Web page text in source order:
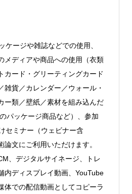
ケージや雑誌などでの使用、
メディアや商品への使用（衣類
カード・グリーティングカード
雑貨／カレンダー／ウォール・
ー類／壁紙／素材を組み込んだ
パッケージ商品など）、参加
セミナー（ウェビナー含
文にご利用いただけます。
、デジタルサイネージ、トレ
内ディスプレイ動画、YouTube
体での配信動画としてコピーラ